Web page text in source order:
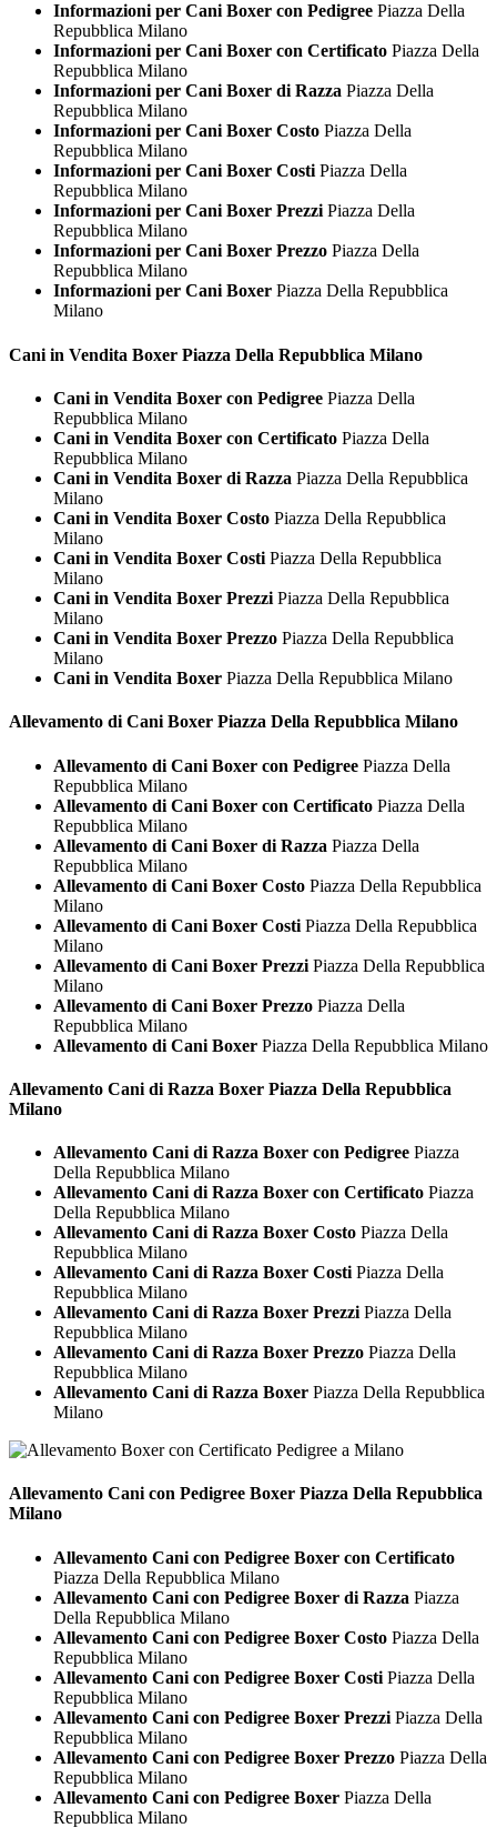
Informazioni per Cani Boxer con Pedigree Piazza Della
Repubblica Milano
Informazioni per Cani Boxer con Certificato Piazza Della
Repubblica Milano
Informazioni per Cani Boxer di Razza Piazza Della
Repubblica Milano
Informazioni per Cani Boxer Costo Piazza Della
Repubblica Milano
Informazioni per Cani Boxer CostiPiazza Della
Repubblica Milano
Informazioni per Cani Boxer PrezziPiazza Della
Repubblica Milano
Informazioni per Cani Boxer Prezzo Piazza Della
Repubblica Milano
Informazioni per Cani Boxer Piazza Della Repubblica
Milano
Cani in Vendita Boxer Piazza Della Repubblica Milano
Cani in Vendita Boxer con Pedigree Piazza Della
Repubblica Milano
Cani in Vendita Boxer con Certificato Piazza Della
Repubblica Milano
Cani in Vendita Boxer di Razza Piazza Della Repubblica
Milano
Cani in Vendita Boxer Costo Piazza Della Repubblica
Milano
Cani in Vendita Boxer Costi Piazza Della Repubblica
Milano
Cani in Vendita Boxer Prezzi Piazza Della Repubblica
Milano
Cani in Vendita Boxer Prezzo Piazza Della Repubblica
Milano
Cani in Vendita Boxer Piazza Della Repubblica Milano
Allevamento di Cani Boxer Piazza Della Repubblica Milano
Allevamento di Cani Boxer con Pedigree Piazza Della
Repubblica Milano
Allevamento di Cani Boxer con Certificato Piazza Della
Repubblica Milano
Allevamento di Cani Boxer di Razza Piazza Della
Repubblica Milano
Allevamento di Cani Boxer Costo Piazza Della Repubblica
Milano
Allevamento di Cani Boxer Costi Piazza Della Repubblica
Milano
Allevamento di Cani Boxer Prezzi Piazza Della Repubblica
Milano
Allevamento di Cani Boxer Prezzo Piazza Della
Repubblica Milano
Allevamento di Cani Boxer Piazza Della Repubblica Milano
Allevamento Cani di Razza Boxer Piazza Della Repubblica
Milano
Allevamento Cani di Razza Boxer con Pedigree Piazza
Della Repubblica Milano
Allevamento Cani di Razza Boxer con Certificato Piazza
Della Repubblica Milano
Allevamento Cani di Razza Boxer Costo Piazza Della
Repubblica Milano
Allevamento Cani di Razza Boxer Costi Piazza Della
Repubblica Milano
Allevamento Cani di Razza Boxer Prezzi Piazza Della
Repubblica Milano
Allevamento Cani di Razza Boxer Prezzo Piazza Della
Repubblica Milano
Allevamento Cani di Razza Boxer Piazza Della Repubblica
Milano
Allevamento Cani con Pedigree Boxer Piazza Della Repubblica
Milano
Allevamento Cani con Pedigree Boxer con Certificato
Piazza Della Repubblica Milano
Allevamento Cani con Pedigree Boxer di Razza Piazza
Della Repubblica Milano
Allevamento Cani con Pedigree Boxer Costo Piazza Della
Repubblica Milano
Allevamento Cani con Pedigree Boxer Costi Piazza Della
Repubblica Milano
Allevamento Cani con Pedigree Boxer Prezzi Piazza Della
Repubblica Milano
Allevamento Cani con Pedigree Boxer Prezzo Piazza Della
Repubblica Milano
Allevamento Cani con Pedigree Boxer Piazza Della
Repubblica Milano